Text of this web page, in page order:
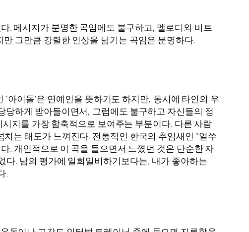
. 메시지가 분명한 곡임에도 불구하고, 멜로디와 비트
그만큼 강렬한 인상을 남기는 곡임은 분명하다.
아이돌’은 연예인을 뜻하기도 하지만, 동시에 타인의 우
당하게 받아들이면서, 그럼에도 불구하고 자신들의 정
지를 가장 함축적으로 보여주는 부분이다. 다른 사람
는 태도가 느껴진다. 전통적인 한국의 추임새인 “얼쑤
. 개인적으로 이 곡을 들으면서 느꼈던 것은 단순한 자
다. 남의 평가에 일희일비하기보다는, 내가 좋아하는
.